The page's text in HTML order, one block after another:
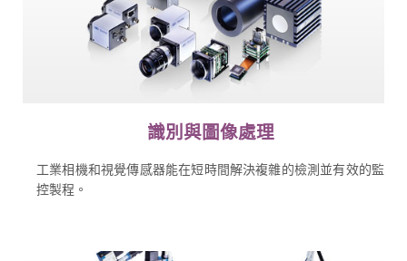
識別與圖像處理
工業相機和視覺傳感器能在短時間解決複雜的檢測並有效的監
控製程。